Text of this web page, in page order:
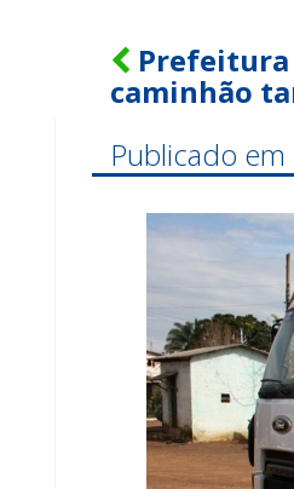
Prefeitura
caminhão
Publicado